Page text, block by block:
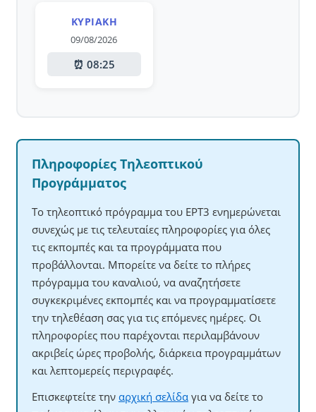
ΚΥΡΙΑΚΉ
09/08/2026
⏰ 08:25
Πληροφορίες Τηλεοπτικού
Προγράμματος
Το τηλεοπτικό πρόγραμμα του ΕΡΤ3 ενημερώνεται
συνεχώς με τις τελευταίες πληροφορίες για όλες
τις εκπομπές και τα προγράμματα που
προβάλλονται. Μπορείτε να δείτε το πλήρες
πρόγραμμα του καναλιού, να αναζητήσετε
συγκεκριμένες εκπομπές και να προγραμματίσετε
την τηλεθέαση σας για τις επόμενες ημέρες. Οι
πληροφορίες που παρέχονται περιλαμβάνουν
ακριβείς ώρες προβολής, διάρκεια προγραμμάτων
και λεπτομερείς περιγραφές.
Επισκεφτείτε την αρχική σελίδα για να δείτε το